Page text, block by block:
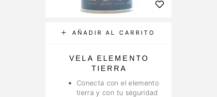
AÑADIR AL CARRITO
VELA ELEMENTO
TIERRA
Conecta con el elemento
tierra y con tu seguridad